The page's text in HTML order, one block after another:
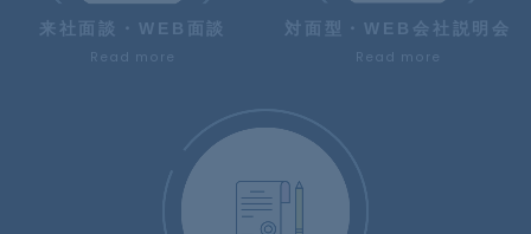
来社面談・WEB面談
Read more
対面型・WEB会社説明会
Read more